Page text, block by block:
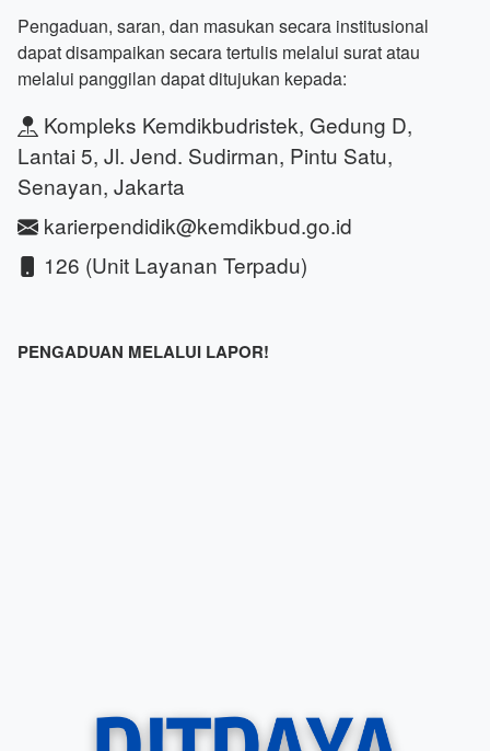
Pengaduan, saran, dan masukan secara institusional
dapat disampaikan secara tertulis melalui surat atau
melalui panggilan dapat ditujukan kepada:
Kompleks Kemdikbudristek, Gedung D,
Lantai 5, Jl. Jend. Sudirman, Pintu Satu,
Senayan, Jakarta
karierpendidik@kemdikbud.go.id
126 (Unit Layanan Terpadu)
PENGADUAN MELALUI LAPOR!